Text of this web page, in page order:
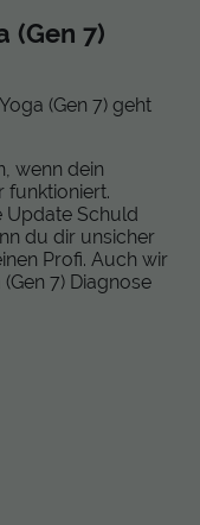
(Gen 7)
(Gen 7) geht
wenn dein
funktioniert.
Update Schuld
du dir unsicher
Profi. Auch wir
7) Diagnose